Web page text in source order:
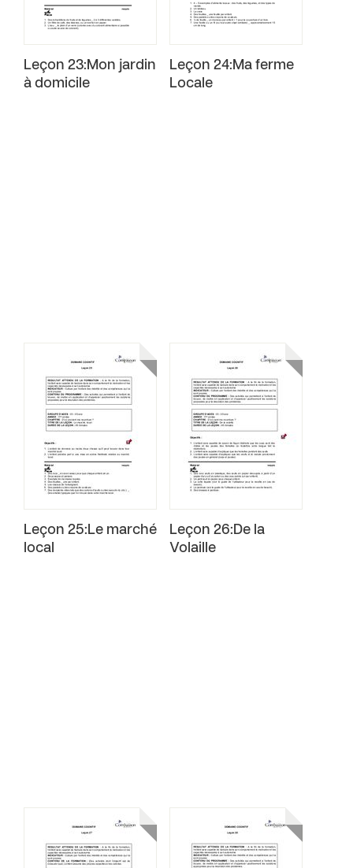
Leçon 23:Mon jardin
à domicile
Leçon 24:Ma ferme
Locale
Leçon 25:Le marché
local
Leçon 26:De la
Volaille